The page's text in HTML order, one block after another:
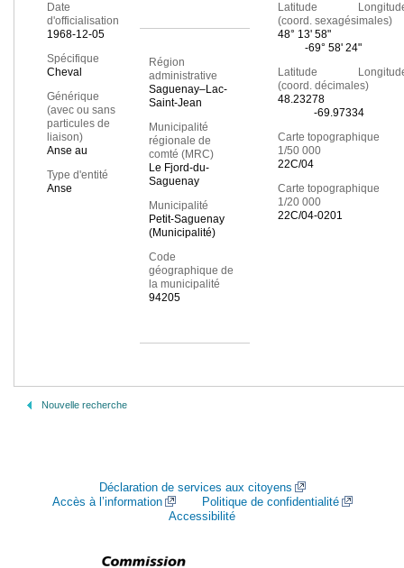
Date
d'officialisation
1968-12-05
Spécifique
Cheval
Générique
(avec ou sans
particules de
liaison)
Anse au
Type d'entité
Anse
Région
administrative
Saguenay–Lac-
Saint-Jean
Municipalité
régionale de
comté (MRC)
Le Fjord-du-
Saguenay
Municipalité
Petit-Saguenay
(Municipalité)
Code
géographique de
la municipalité
94205
Latitude
(coord. sexagésimales)
48° 13' 58"
-69° 58' 24"
Latitude
(coord. décimales)
48.23278
-69.97334
Carte topographique
1/50 000
22C/04
Carte topographique
1/20 000
22C/04-0201
Nouvelle recherche
Déclaration de services aux citoyens
Accès à l’information
Politique de confidentialité
Accessibilité